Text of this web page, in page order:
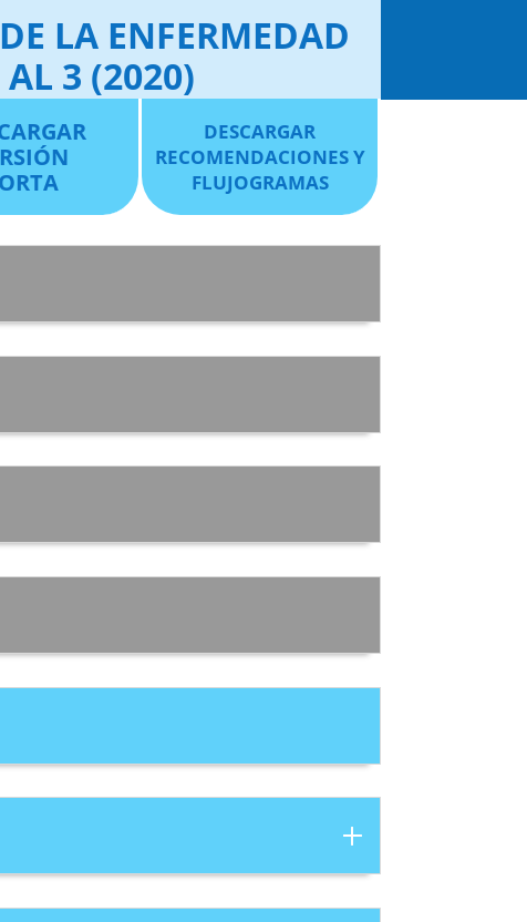
LA ENFERMEDAD
AL 3 (2020)
DESCARGAR
RECOMENDACIONES Y
FLUJOGRAMAS